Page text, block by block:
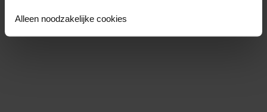
Alleen noodzakelijke cookies